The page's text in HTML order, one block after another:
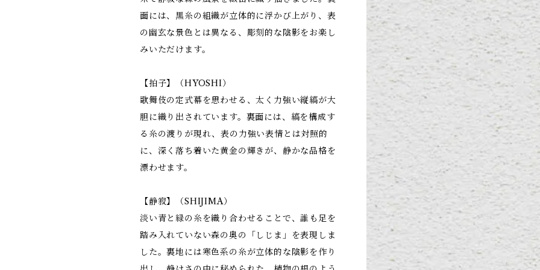
面には、黒糸の組織が立体的に浮かび上がり、表
の幽玄な景色とは異なる、彫刻的な陰影をお楽し
みいただけます。
【拍子】（HYOSHI）
歌舞伎の定式幕を思わせる、太く力強い縦縞が大
胆に織り出されています。裏面には、縞を構成す
る糸の渡りが現れ、表の力強い表情とは対照的
に、深く落ち着いた黄金の輝きが、静かな品格を
漂わせます。
【静寂】（SHIJIMA）
淡い青と緑の糸を織り合わせることで、誰も足を
踏み入れていない森の奥の「しじま」を表現しま
した。裏地には寒色系の糸が立体的な陰影を作り